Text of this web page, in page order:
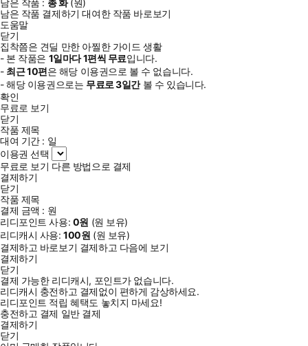
남은 작품 : 총화(원)
남은 작품 결제하기 대여한 작품 바로보기
도움말
닫기
집착쯤은 견딜 만한 아찔한 가이드 생활
- 본 작품은 1일마다1편씩 무료입니다.
- 최근10편은 해당 이용권으로 볼 수 없습니다.
- 해당 이용권으로는 무료로3일간볼 수 있습니다.
확인
무료로 보기
닫기
작품 제목
대여 기간 : 일
이용권 선택
무료로 보기 다른 방법으로 결제
결제하기
닫기
작품 제목
결제 금액 : 원
리디포인트 사용: 0원 (원 보유)
리디캐시 사용:100원 (원 보유)
결제하고 바로보기 결제하고 다음에 보기
결제하기
닫기
결제 가능한 리디캐시, 포인트가 없습니다.
리디캐시 충전하고 결제없이 편하게 감상하세요.
리디포인트 적립 혜택도 놓치지 마세요!
충전하고 결제 일반 결제
결제하기
닫기